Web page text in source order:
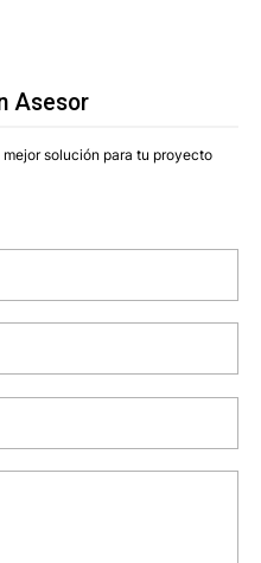
Asesor
solución para tu proyecto